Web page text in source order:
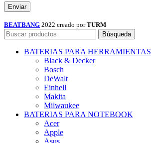
BEATBANG 2022 creado porTURM
Búsqueda
BATERIAS PARA HERRAMIENTAS
Black & Decker
Bosch
DeWalt
Einhell
Makita
Milwaukee
BATERIAS PARA NOTEBOOK
Acer
Apple